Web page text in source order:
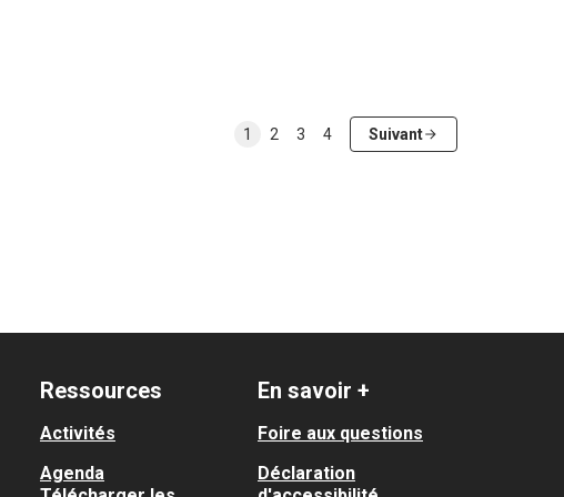
1 2 3 4 Suivant
Ressources
Activités
Agenda
En savoir +
Foire aux questions
Déclaration